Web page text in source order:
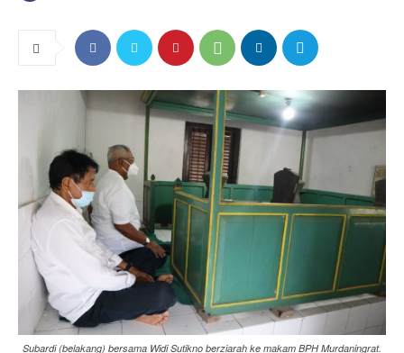
Subardi (belakang) bersama Widi Sutikno berziarah ke makam BPH Murdaningrat.